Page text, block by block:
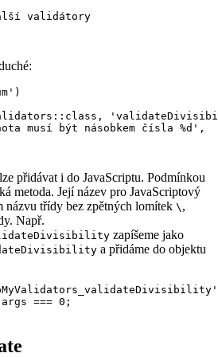
přidávat i do JavaScriptu. Podmínkou
metoda. Její název pro JavaScriptový
názvu třídy bez zpětných lomítek \ ,
Např.
zapíšeme jako
a přidáme do objektu